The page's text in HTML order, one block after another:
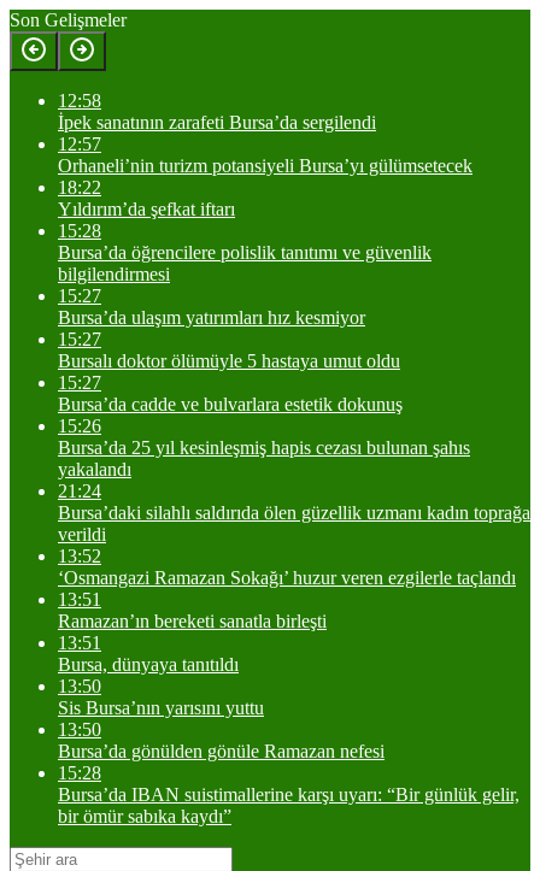
Son Gelişmeler
12:58
İpek sanatının zarafeti Bursa’da sergilendi
12:57
Orhaneli’nin turizm potansiyeli Bursa’yı gülümsetecek
18:22
Yıldırım’da şefkat iftarı
15:28
Bursa’da öğrencilere polislik tanıtımı ve güvenlik
bilgilendirmesi
15:27
Bursa’da ulaşım yatırımları hız kesmiyor
15:27
Bursalı doktor ölümüyle 5 hastaya umut oldu
15:27
Bursa’da cadde ve bulvarlara estetik dokunuş
15:26
Bursa’da 25 yıl kesinleşmiş hapis cezası bulunan şahıs
yakalandı
21:24
Bursa’daki silahlı saldırıda ölen güzellik uzmanı kadın toprağa
verildi
13:52
‘Osmangazi Ramazan Sokağı’ huzur veren ezgilerle taçlandı
13:51
Ramazan’ın bereketi sanatla birleşti
13:51
Bursa, dünyaya tanıtıldı
13:50
Sis Bursa’nın yarısını yuttu
13:50
Bursa’da gönülden gönüle Ramazan nefesi
15:28
Bursa’da IBAN suistimallerine karşı uyarı: “Bir günlük gelir,
bir ömür sabıka kaydı”